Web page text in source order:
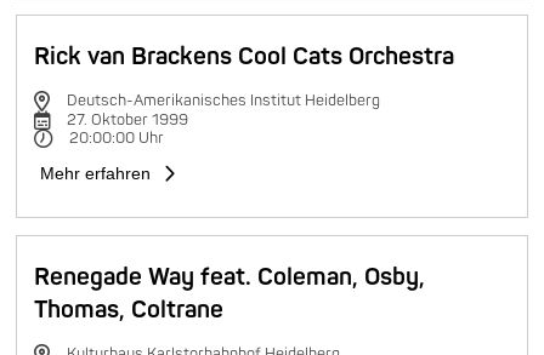
Rick van Brackens Cool Cats Orchestra
Deutsch-Amerikanisches Institut Heidelberg
27. Oktober 1999
20:00:00 Uhr
Mehr erfahren
Renegade Way feat. Coleman, Osby,
Thomas, Coltrane